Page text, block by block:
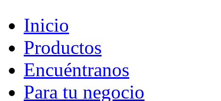
Inicio
Productos
Encuéntranos
Para tu negocio